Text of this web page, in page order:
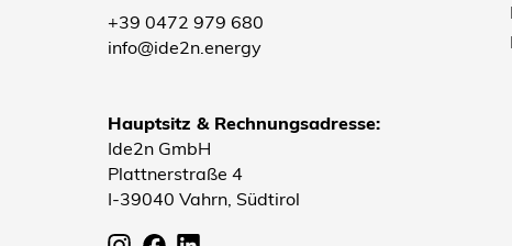
+39 0472 979 680
info@ide2n.energy
Hauptsitz & Rechnungsadresse:
Ide2n GmbH
Plattnerstraße 4
I-39040 Vahrn, Südtirol